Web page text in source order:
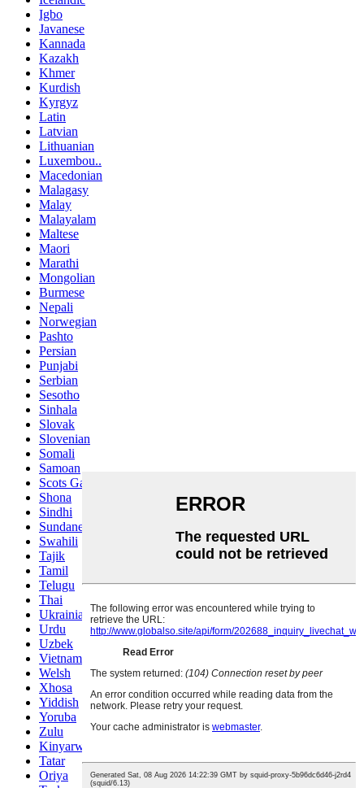
Igbo
Javanese
Kannada
Kazakh
Khmer
Kurdish
Kyrgyz
Latin
Latvian
Lithuanian
Luxembou..
Macedonian
Malagasy
Malay
Malayalam
Maltese
Maori
Marathi
Mongolian
Burmese
Nepali
Norwegian
Pashto
Persian
Punjabi
Serbian
Sesotho
Sinhala
Slovak
Slovenian
Somali
Samoan
Scots Gaelic
Shona
Sindhi
Sundanese
Swahili
Tajik
Tamil
Telugu
Thai
Ukrainian
Urdu
Uzbek
Vietnamese
Welsh
Xhosa
Yiddish
Yoruba
Zulu
Kinyarwanda
Tatar
Oriya